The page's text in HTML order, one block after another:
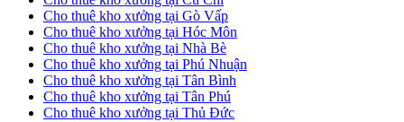
Cho thuê kho xưởng tại Gò Vấp
Cho thuê kho xưởng tại Hóc Môn
Cho thuê kho xưởng tại Nhà Bè
Cho thuê kho xưởng tại Phú Nhuận
Cho thuê kho xưởng tại Tân Bình
Cho thuê kho xưởng tại Tân Phú
Cho thuê kho xưởng tại Thủ Đức